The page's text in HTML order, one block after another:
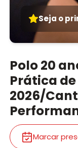
Seja o
Polo 20
Prática
2026/
Marcar